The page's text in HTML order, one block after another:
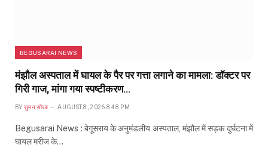
BEGUSARAI NEWS
मंझौल अस्पताल में घायल के पैर पर गत्ता लगाने का मामला: डॉक्टर पर
गिरी गाज, मांगा गया स्पष्टीकरण…
BY सुमन सौरब AUGUST 8, 2026 8:48 PM
Begusarai News : बेगूसराय के अनुमंडलीय अस्पताल, मंझौल में सड़क दुर्घटना में
घायल मरीज के…